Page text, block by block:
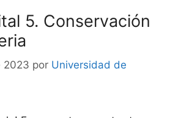
5. Conservación
2023 por Universidad de